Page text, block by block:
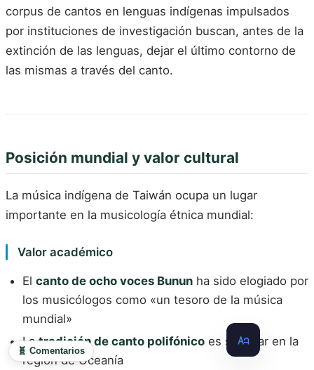
corpus de cantos en lenguas indígenas impulsados
por instituciones de investigación buscan, antes de la
extinción de las lenguas, dejar el último contorno de
las mismas a través del canto.
Posición mundial y valor cultural
La música indígena de Taiwán ocupa un lugar
importante en la musicología étnica mundial:
Valor académico
El canto de ocho voces Bunun ha sido elogiado por
los musicólogos como «un tesoro de la música
mundial»
Latradición de canto polifónico es singular en la
región de Oceanía
🧬 Comentarios